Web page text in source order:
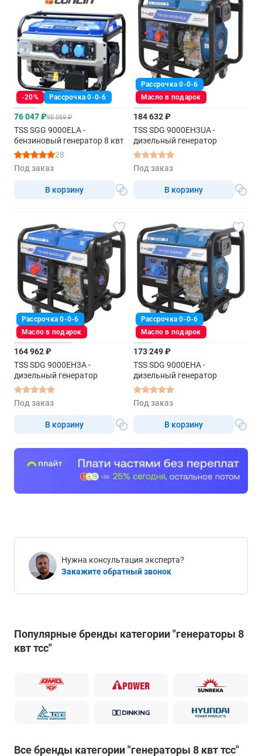
-20% Рассрочка 0-0-6
76 047 ₽95 059 ₽
TSS SGG 9000ELA -
бензиновый генератор 8 квт
28
Под заказ
В корзину
Рассрочка 0-0-6
Масло в подарок
184 632 ₽
TSS SDG 9000EH3UA -
дизельный генератор
Под заказ
В корзину
Рассрочка 0-0-6
Масло в подарок
164 962 ₽
TSS SDG 9000EH3A -
дизельный генератор
Под заказ
В корзину
Рассрочка 0-0-6
Масло в подарок
173 249 ₽
TSS SDG 9000EHA -
дизельный генератор
Под заказ
В корзину
Нужна консультация эксперта?
Закажите обратный звонок
Популярные бренды категории "генераторы 8
квт тсс"
Все бренды категории "генераторы 8 квт тсс"